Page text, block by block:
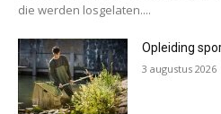
die werden losgelaten....
Opleiding
3 augustus 2026